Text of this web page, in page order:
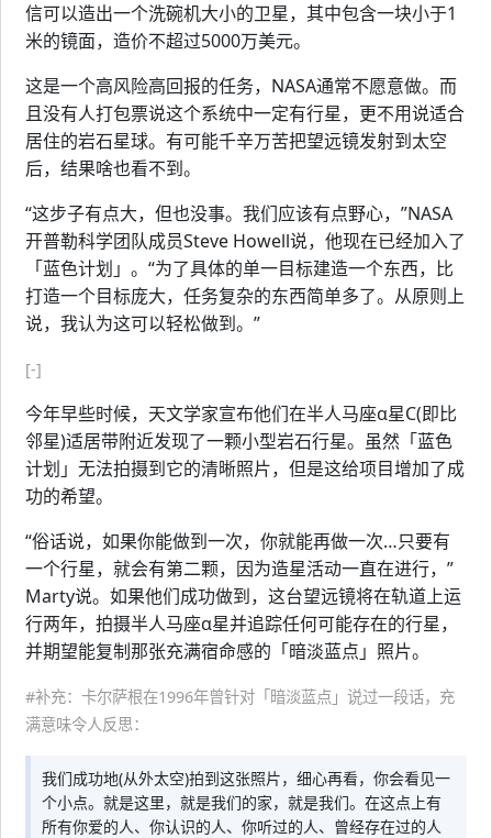
信可以造出一个洗碗机大小的卫星，其中包含一块小于1
米的镜面，造价不超过5000万美元。
这是一个高风险高回报的任务，NASA通常不愿意做。而
且没有人打包票说这个系统中一定有行星，更不用说适合
居住的岩石星球。有可能千辛万苦把望远镜发射到太空
后，结果啥也看不到。
“这步子有点大，但也没事。我们应该有点野心，”NASA
开普勒科学团队成员Steve Howell说，他现在已经加入了
「蓝色计划」。“为了具体的单一目标建造一个东西，比
打造一个目标庞大，任务复杂的东西简单多了。从原则上
说，我认为这可以轻松做到。”
[-]
今年早些时候，天文学家宣布他们在半人马座α星C(即比
邻星)适居带附近发现了一颗小型岩石行星。虽然「蓝色
计划」无法拍摄到它的清晰照片，但是这给项目增加了成
功的希望。
“俗话说，如果你能做到一次，你就能再做一次…只要有
一个行星，就会有第二颗，因为造星活动一直在进行，”
Marty说。如果他们成功做到，这台望远镜将在轨道上运
行两年，拍摄半人马座α星并追踪任何可能存在的行星，
并期望能复制那张充满宿命感的「暗淡蓝点」照片。
#补充：卡尔萨根在1996年曾针对「暗淡蓝点」说过一段话，充
满意味令人反思：
我们成功地(从外太空)拍到这张照片，细心再看，你会看见一
个小点。就是这里，就是我们的家，就是我们。在这点上有
所有你爱的人、你认识的人、你听过的人、曾经存在过的人